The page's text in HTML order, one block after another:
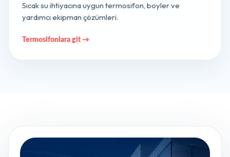
Sıcak su ihtiyacına uygun termosifon, boyler ve
yardımcı ekipman çözümleri.
Termosifonlara git →